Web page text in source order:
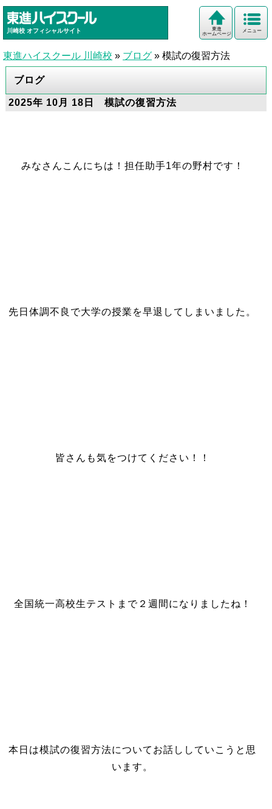
川崎校 オフィシャルサイト メニュー
東進
ホームページ
東進ハイスクール 川崎校 » ブログ » 模試の復習方法
ブログ
2025年 10月 18日 模試の復習方法
みなさんこんにちは！担任助手1年の野村です！
先日体調不良で大学の授業を早退してしまいました。
皆さんも気をつけてください！！
全国統一高校生テストまで２週間になりましたね！
本日は模試の復習方法についてお話ししていこうと思
います。